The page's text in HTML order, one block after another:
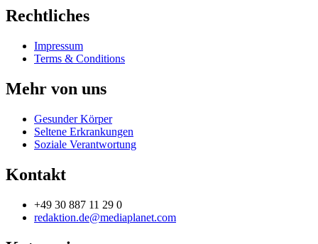
Rechtliches
Impressum
Terms & Conditions
Mehr von uns
Gesunder Körper
Seltene Erkrankungen
Soziale Verantwortung
Kontakt
+49 30 887 11 29 0
redaktion.de@mediaplanet.com